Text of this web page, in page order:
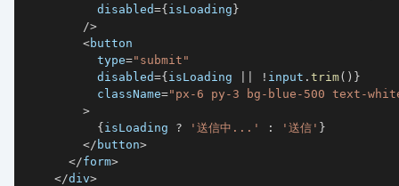
          disabled
={isLoading}
/>
<
          type
="submit"
          disabled
={isLoading ! input . trim( ) }
          className
="px-6 py-3 bg-blue-500 text-
>
{isLoading ? '送信中...' : '送信' }
</ button>
</form>
</div>